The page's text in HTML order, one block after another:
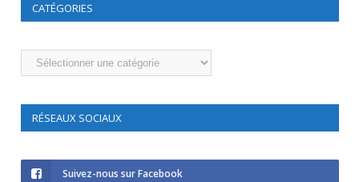
CATÉGORIES
Catégories
RÉSEAUX SOCIAUX
Suivez-nous sur Facebook